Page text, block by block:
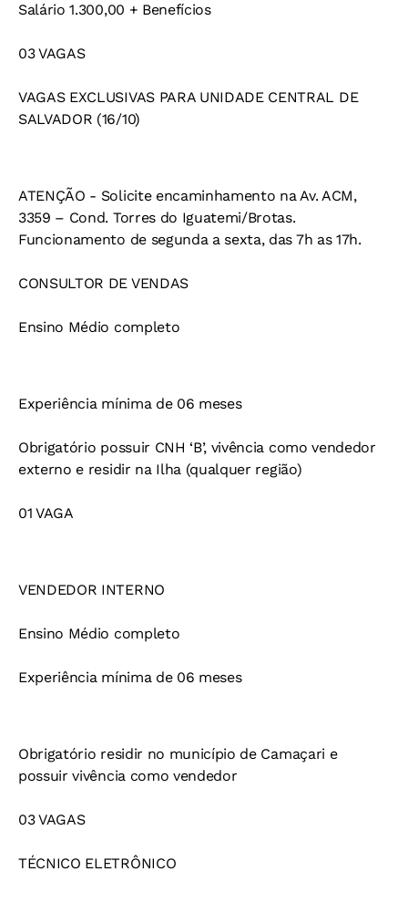
Salário 1.300,00 + Benefícios
03 VAGAS
VAGAS EXCLUSIVAS PARA UNIDADE CENTRAL DE
SALVADOR (16/10)
ATENÇÃO - Solicite encaminhamento na Av. ACM,
3359 – Cond. Torres do Iguatemi/Brotas.
Funcionamento de segunda a sexta, das 7h as 17h.
CONSULTOR DE VENDAS
Ensino Médio completo
Experiência mínima de 06 meses
Obrigatório possuir CNH ‘B’, vivência como vendedor
externo e residir na Ilha (qualquer região)
01 VAGA
VENDEDOR INTERNO
Ensino Médio completo
Experiência mínima de 06 meses
Obrigatório residir no município de Camaçari e
possuir vivência como vendedor
03 VAGAS
TÉCNICO ELETRÔNICO